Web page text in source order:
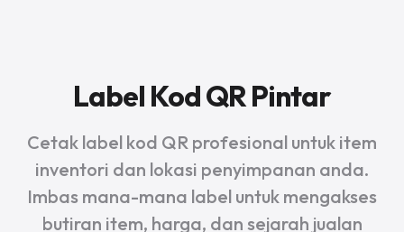
Label Kod QR Pintar
Cetak label kod QR profesional untuk item
inventori dan lokasi penyimpanan anda.
Imbas mana-mana label untuk mengakses
butiran item, harga, dan sejarah jualan